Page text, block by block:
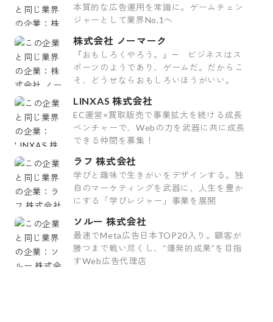
本質的な広告運用を常識に。ゲームチェン
ジャーとして業界No.1へ
株式会社 ノーマーク
『おもしろくやろう。』― ビジネスはス
ポーツのようであり、ゲームだ。だからこ
そ、どうせならおもしろいほうがいい。
LINXAS 株式会社
EC運営×買取販売で事業拡大を続ける成長
ベンチャーで、Webの力を武器に共に成長
できる仲間を募集！
ラフ 株式会社
学びと趣味で生きがいをデザインする。独
自のマーケティングを武器に、人生を豊か
にする「学びレジャー」事業を展開
ソルー 株式会社
最速でMeta広告日本TOP20入り。顧客が
勝つまで戦い尽くし、“爆発的成果”を目指
すWeb広告代理店